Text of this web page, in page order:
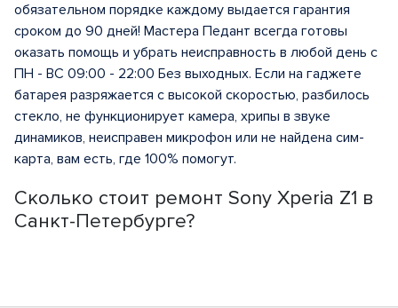
Сколько стоит ремонт Sony Xperia Z1 в
Санкт-Петербурге?
обязательном порядке каждому выдается гарантия
сроком до 90 дней! Мастера Педант всегда готовы
оказать помощь и убрать неисправность в любой день с
ПН - ВС 09:00 - 22:00 Без выходных. Если на гаджете
батарея разряжается с высокой скоростью, разбилось
стекло, не функционирует камера, хрипы в звуке
динамиков, неисправен микрофон или не найдена сим-
карта, вам есть, где 100% помогут.